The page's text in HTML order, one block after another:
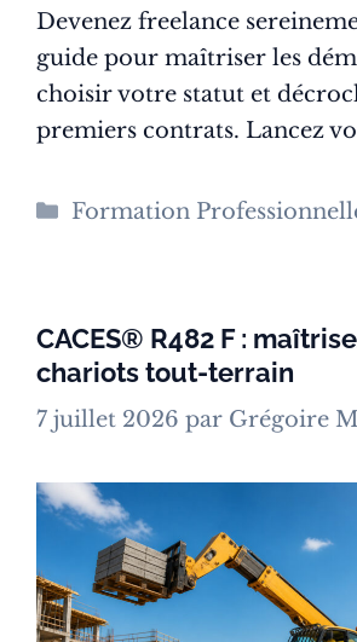
Devenez freelance
guide pour maîtriser les
choisir votre statut et
premiers contrats. Lancez
Catégories
Formation
CACES® R482 F :
chariots tout-terrain
7 juillet 2026 par Grégoire